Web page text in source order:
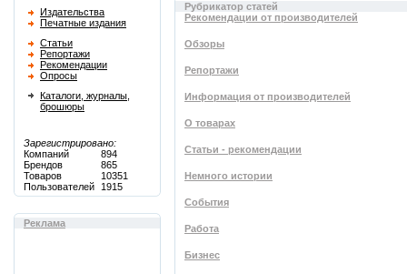
Издательства
Печатные издания
Статьи
Репортажи
Рекомендации
Опросы
Каталоги, журналы,
брошюры
Зарегистрировано:
Компаний
894
Брендов
865
Товаров
10351
Пользователей
1915
Реклама
Рубрикатор статей
Рекомендации от производителей
Обзоры
Репортажи
Информация от производителей
О товарах
Статьи - рекомендации
Немного истории
События
Работа
Бизнес